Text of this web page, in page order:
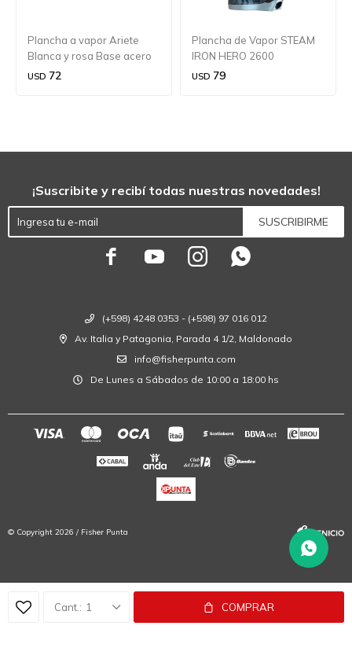
1 COMPRAR
Plancha a vapor Ariete
Blanca y rosa Base acero
2200w
USD 72
Plancha de Vapor STEAM
IRON HERO 2600
USD 79
(+598) 4248 0353 - (+598) 97 016 012
Av. Italia y Patagonia, Parada 4 1/2, Maldonado
info@fisherpunta.com
De Lunes a Sábados de 10:00 a 18:00 hs
¡Suscribite y recibí todas nuestras novedades!
SUSCRIBIRME
   
© Copyright 2026 / Fisher Punta